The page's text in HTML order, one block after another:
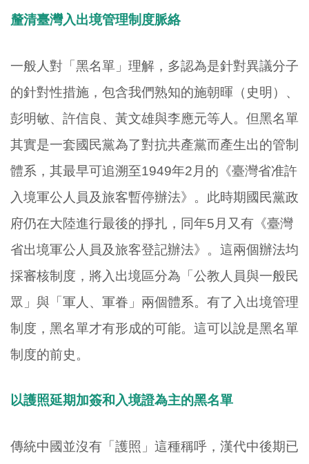
釐清臺灣入出境管理制度脈絡
一般人對「黑名單」理解，多認為是針對異議分子
的針對性措施，包含我們熟知的施朝暉（史明）、
彭明敏、許信良、黃文雄與李應元等人。但黑名單
其實是一套國民黨為了對抗共產黨而產生出的管制
體系，其最早可追溯至1949年2月的《臺灣省准許
入境軍公人員及旅客暫停辦法》。此時期國民黨政
府仍在大陸進行最後的掙扎，同年5月又有《臺灣
省出境軍公人員及旅客登記辦法》。這兩個辦法均
採審核制度，將入出境區分為「公教人員與一般民
眾」與「軍人、軍眷」兩個體系。有了入出境管理
制度，黑名單才有形成的可能。這可以說是黑名單
制度的前史。
以護照延期加簽和入境證為主的黑名單
傳統中國並沒有「護照」這種稱呼，漢代中後期已